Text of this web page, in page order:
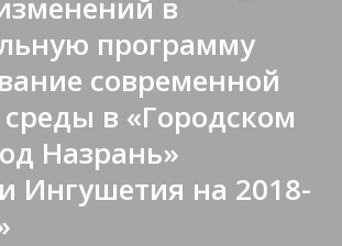
программу
современной
в «Городском
Назрань»
Ингушетия на 2018-